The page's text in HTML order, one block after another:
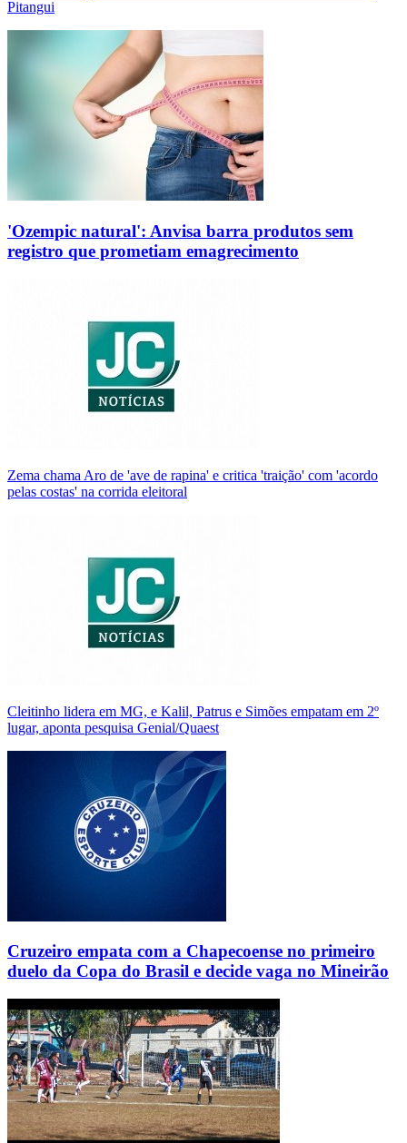
Pitangui
'Ozempic natural': Anvisa barra produtos sem
registro que prometiam emagrecimento
Zema chama Aro de 'ave de rapina' e critica 'traição' com 'acordo
pelas costas' na corrida eleitoral
Cleitinho lidera em MG, e Kalil, Patrus e Simões empatam em 2º
lugar, aponta pesquisa Genial/Quaest
Cruzeiro empata com a Chapecoense no primeiro
duelo da Copa do Brasil e decide vaga no Mineirão